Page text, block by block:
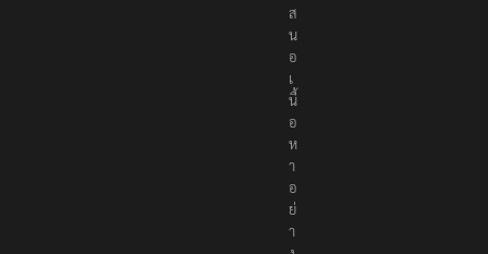
ส
น
อ
เ
นื้
อ
ห
า
อ
ย่
า